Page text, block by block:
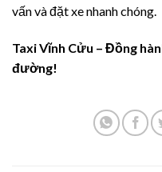
ออนไลน์
vấn và đặt xe nhanh chóng.
Taxi Vĩnh Cửu – Đồng
đường!